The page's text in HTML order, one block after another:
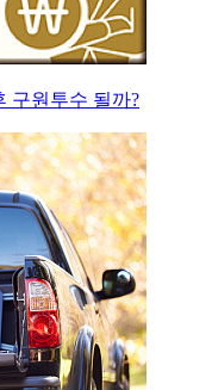
구원투수 될까?